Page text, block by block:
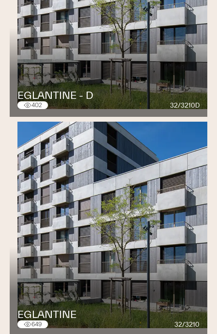
EGLANTINE - D
402 32/3210D
EGLANTINE
649 32/3210